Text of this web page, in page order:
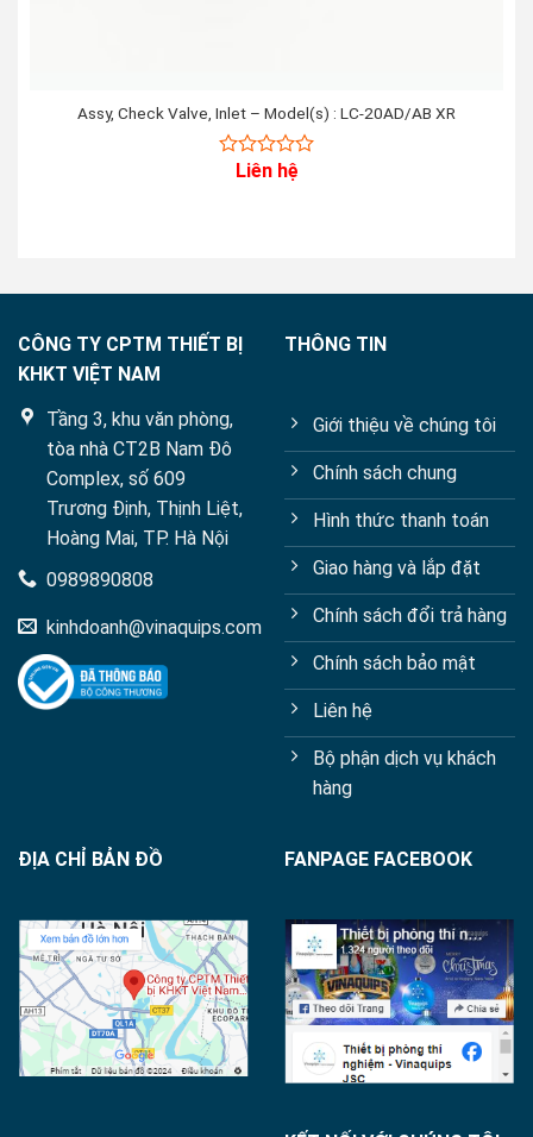
Assy, Check Valve, Inlet – Model(s) : LC-20AD/AB XR
Liên hệ
CÔNG TY CPTM THIẾT BỊ
KHKT VIỆT NAM
Tầng 3, khu văn phòng,
tòa nhà CT2B Nam Đô
Complex, số 609
Trương Định, Thịnh Liệt,
Hoàng Mai, TP. Hà Nội
0989890808
kinhdoanh@vinaquips.com
THÔNG TIN
Giới thiệu về chúng tôi
Chính sách chung
Hình thức thanh toán
Giao hàng và lắp đặt
Chính sách đổi trả hàng
Chính sách bảo mật
Liên hệ
Bộ phận dịch vụ khách
hàng
ĐỊA CHỈ BẢN ĐỒ FANPAGE FACEBOOK